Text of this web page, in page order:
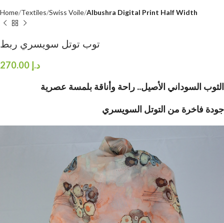
Home Textiles Swiss Voile Albushra Digital Print Half Width
توب توتل سويسري ربط
د.إ
الثوب السوداني الأصيل.. راحة وأناقة بلمسة عصرية
جودة فاخرة من التوتل السويسري